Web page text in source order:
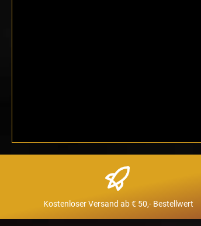
Kostenloser Versand ab € 50,- Bestellwert